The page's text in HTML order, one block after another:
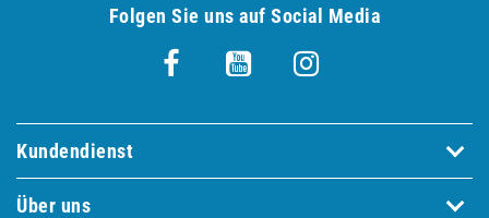
Folgen Sie uns auf Social Media
Kundendienst
Über uns